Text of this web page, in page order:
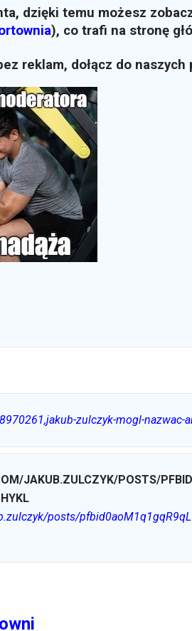
dzięki temu możesz
), co trafi na stronę
reklam, dołącz do naszych
zulczyk-mogl-nazwac-
JAKUB.ZULCZYK/POSTS/
posts/